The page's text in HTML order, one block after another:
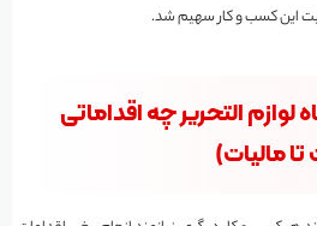
این کسب و کار سهیم شد.
لوازم التحریر چه اقداماتی
مالیات)